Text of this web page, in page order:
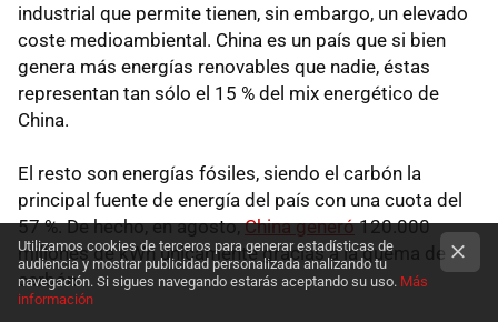
industrial que permite tienen, sin embargo, un elevado
coste medioambiental. China es un país que si bien
genera más energías renovables que nadie, éstas
representan tan sólo el 15 % del mix energético de
China.
El resto son energías fósiles, siendo el carbón la
principal fuente de energía del país con una cuota del
57 %. De hecho, en agosto,China generó120.000
millones de kWh únicamente gracias a la quema de
carbón.
Utilizamos cookies de terceros para generar estadísticas de
audiencia y mostrar publicidad personalizada analizando tu
navegación. Si sigues navegando estarás aceptando su uso. Más
información